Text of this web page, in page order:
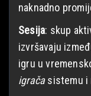
naknadno
Sesija: skup
izvršavaju
igru u
igračasistemu i